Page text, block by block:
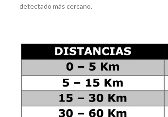
detectado más cercano.